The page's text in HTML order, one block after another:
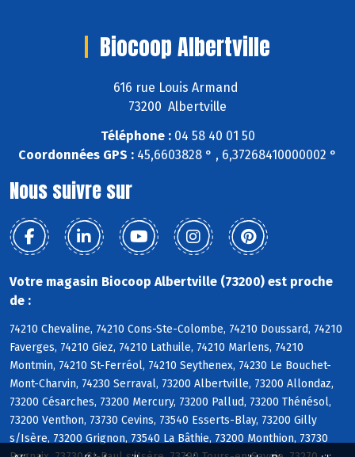
Biocoop Albertville
616 rue Louis Armand
73200 Albertville
Téléphone :04 58 40 01 50
Coordonnées GPS : 45,6603828 ° , 6,37268410000002 °
Nous suivre sur
Votre magasin Biocoop Albertville (73200) est proche
de :
74210 Chevaline, 74210 Cons-Ste-Colombe, 74210 Doussard, 74210
Faverges, 74210 Giez, 74210 Lathuile, 74210 Marlens, 74210
Montmin, 74210 St-Ferréol, 74210 Seythenex, 74230 Le Bouchet-
Mont-Charvin, 74230 Serraval, 73200 Albertville, 73200 Allondaz,
73200 Césarches, 73200 Mercury, 73200 Pallud, 73200 Thénésol,
73200 Venthon, 73730 Cevins, 73540 Esserts-Blay, 73200 Gilly
s/Isère, 73200 Grignon, 73540 La Bâthie, 73200 Monthion, 73730